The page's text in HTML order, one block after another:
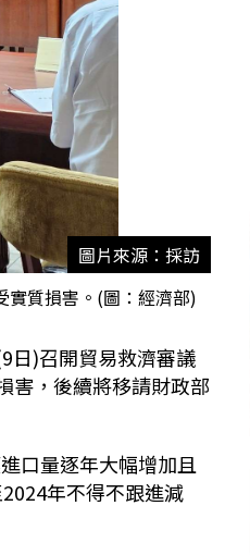
圖片來源：採訪
實質損害。(圖：經濟部)
日)召開貿易救濟審議
害，後續將移請財政部
口量逐年大幅增加且
年不得不跟進減